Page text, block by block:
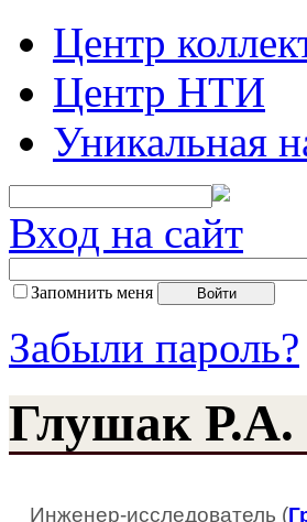
Центр
Центр НТИ
Уникальная
Вход на сайт
Запомнить меня
Забыли пароль?
Глушак Р.А.
Инженер-исследователь (